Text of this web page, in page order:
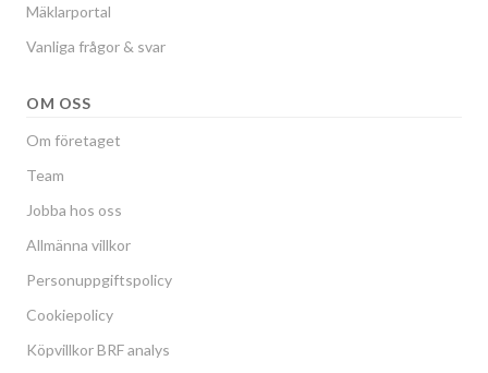
Mäklarportal
Vanliga frågor & svar
OM OSS
Om företaget
Team
Jobba hos oss
Allmänna villkor
Personuppgiftspolicy
Cookiepolicy
Köpvillkor BRF analys